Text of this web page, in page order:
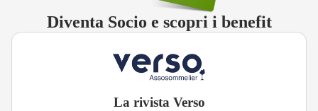
Diventa Socio e scopri i benefit
La rivista Verso